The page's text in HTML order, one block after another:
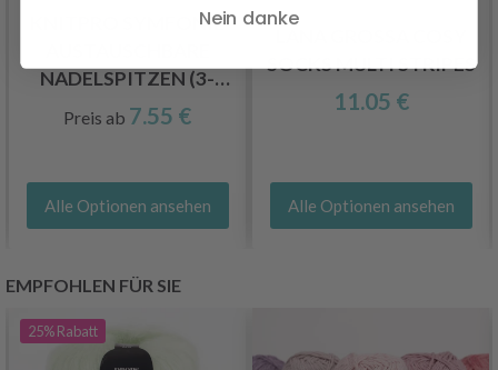
KNITPRO SYMFONIE
NADELSPITZEN (3-
15.00MM)
Preis ab 7.55 €
Alle Optionen ansehen
SOCKS MULTI STRIPES
11.05 €
Alle Optionen ansehen
EMPFOHLEN FÜR SIE
25%Rabatt
Nein danke